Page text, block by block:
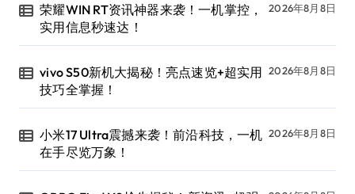
荣耀WIN RT资讯神器来袭！一机掌控，
实用信息秒速达！
2026年8月8日
vivo S50新机大揭秘！亮点速览+超实用
技巧全掌握！
2026年8月8日
小米17 Ultra震撼来袭！前沿科技，一机
在手尽览万象！
2026年8月8日